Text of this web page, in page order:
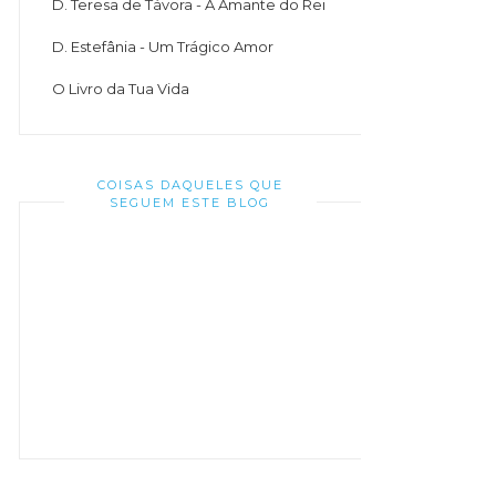
D. Teresa de Távora - A Amante do Rei
D. Estefânia - Um Trágico Amor
O Livro da Tua Vida
COISAS DAQUELES QUE
SEGUEM ESTE BLOG